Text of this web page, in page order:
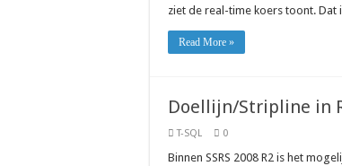
ziet de real-time koers toont.
Read More »
Doellijn/Stripline in
T-SQL 0
Binnen SSRS 2008 R2 is het